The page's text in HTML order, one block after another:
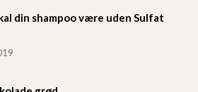
din shampoo være uden Sulfat